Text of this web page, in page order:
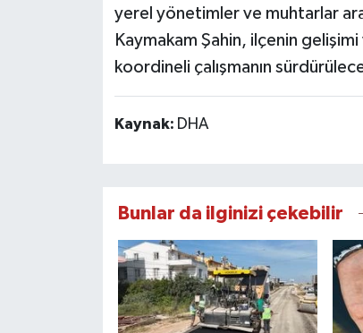
yerel yönetimler ve muhtarlar
Kaymakam Şahin, ilçenin gelişimi
koordineli çalışmanın
Kaynak: DHA
Bunlar da ilginizi çekebilir